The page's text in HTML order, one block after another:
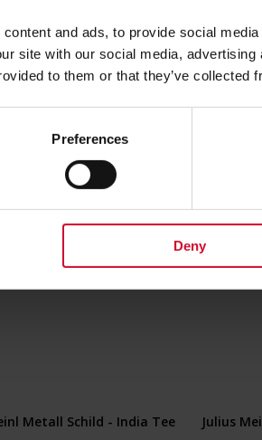
and ads, to provide social
site with our social media,
to them or that they’ve collected
Preferences
Deny
Warenkorb In
Metall Schild - India Tee Julius